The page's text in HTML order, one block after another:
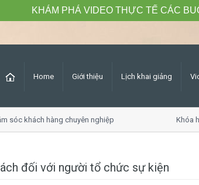
Home Giới thiệu Lịch khai giảng
sóc khách hàng chuyên nghiệp Khóa
đối với người tổ chức sự kiện
KHÁM PHÁ VIDEO THỰC TẾ CÁC